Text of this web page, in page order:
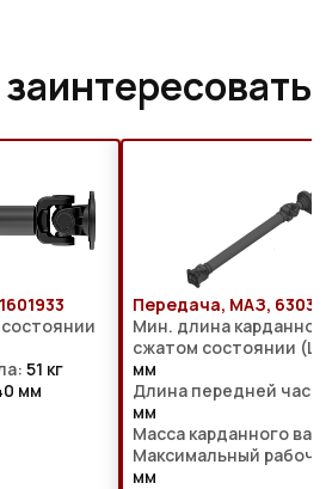
51 кг
мм
Передача, МАЗ, 6303-
Мин. длина
сжатом состоянии
мм
Длина передней
мм
Масса карданного
Максимальный
мм